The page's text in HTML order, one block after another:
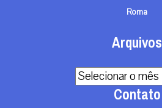
Roma
Arquivos
Arquivos
Contato